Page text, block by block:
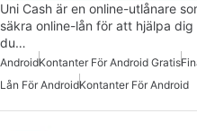
Uni Cash är en online-utlånare
säkra online-lån för att hjälpa
du…
AndroidKontanter För Android Gratis
Lån För AndroidKontanter För Android